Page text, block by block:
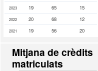
2023 19 65 15
2022 20 68 12
2021 19 56 20
Mitjana de crèdits
matriculats